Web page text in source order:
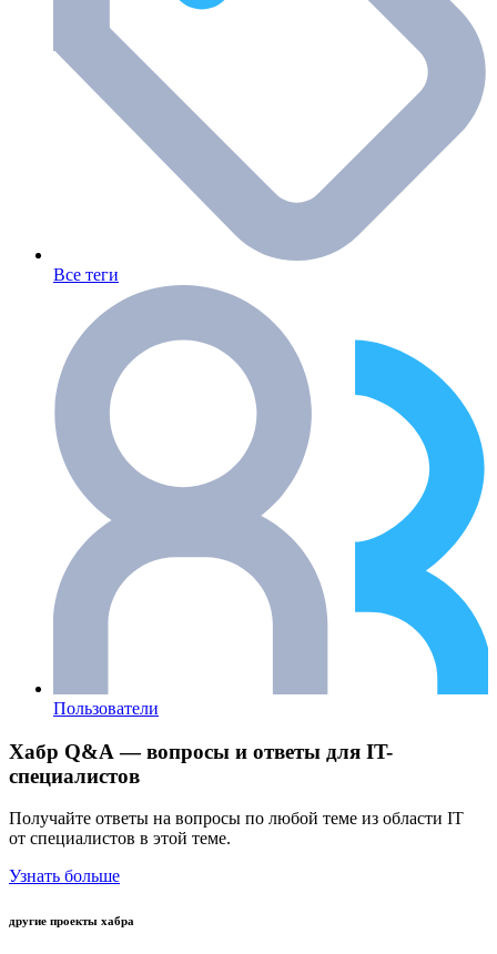
Все теги
Пользователи
Хабр Q&A — вопросы и ответы для IT-
специалистов
Получайте ответы на вопросы по любой теме из области IT
от специалистов в этой теме.
Узнать больше
другие проекты хабра